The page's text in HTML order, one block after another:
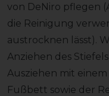
von DeNiro pflegen
die Reinigung
austrocknen lässt).
Anziehen des
Ausziehen mit
Fußbett sowie der